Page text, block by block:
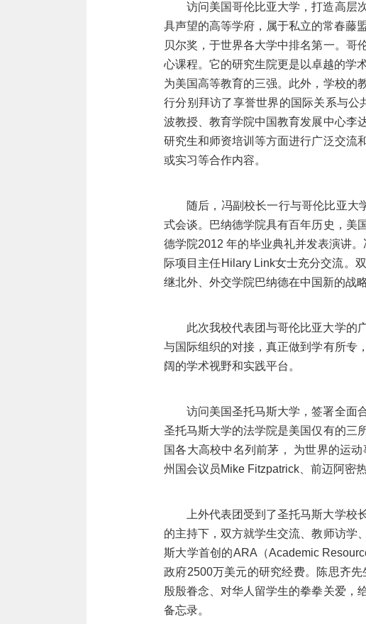
访问美国哥伦比亚大学，打造高层
具声望的高等学府，属于私立的常春藤
贝尔奖，于世界各大学中排名第一。哥
心课程。它的研究生院更是以卓越的学
为美国高等教育的三强。此外，学校的
行分别拜访了享誉世界的国际关系与
波教授、教育学院中国教育发展中心李
研究生和师资培训等方面进行广泛交流
或实习等合作内容。
随后，冯副校长一行与哥伦比亚大
式会谈。巴纳德学院具有百年历史，美
德学院2012 年的毕业典礼并发表演讲
际项目主任Hilary Link女士充分交流。
继北外、外交学院巴纳德在中国新的战
此次我校代表团与哥伦比亚大学的
与国际组织的对接，真正做到学有所专
阔的学术视野和实践平台。
访问美国圣托马斯大学，签署全面
圣托马斯大学的法学院是美国仅有的三
国各大高校中名列前茅， 为世界的运
州国会议员Mike Fitzpatrick、前迈阿密
上外代表团受到了圣托马斯大学
的主持下，双方就学生交流、教师访学
斯大学首创的ARA（Academic
政府2500万美元的研究经费。陈思齐
殷殷眷念、对华人留学生的拳拳关爱，
备忘录。